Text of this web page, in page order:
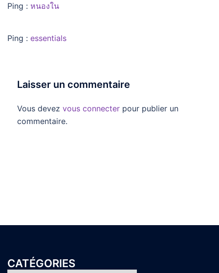
Ping : หนองใน
Ping : essentials
Laisser un commentaire
Vous devez vous connecter pour publier un
commentaire.
CATÉGORIES